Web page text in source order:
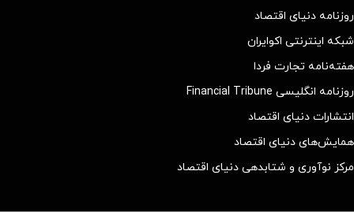
روزنامه دنیای اقتصاد
شبکه اینترنتی اکوایران
هفته‌نامه تجارت فردا
روزنامه انگلیسی Financial Tribune
انتشارات دنیای اقتصاد
همایش‌های دنیای اقتصاد
مرکز نوآوری و شتابدهی دنیای اقتصاد